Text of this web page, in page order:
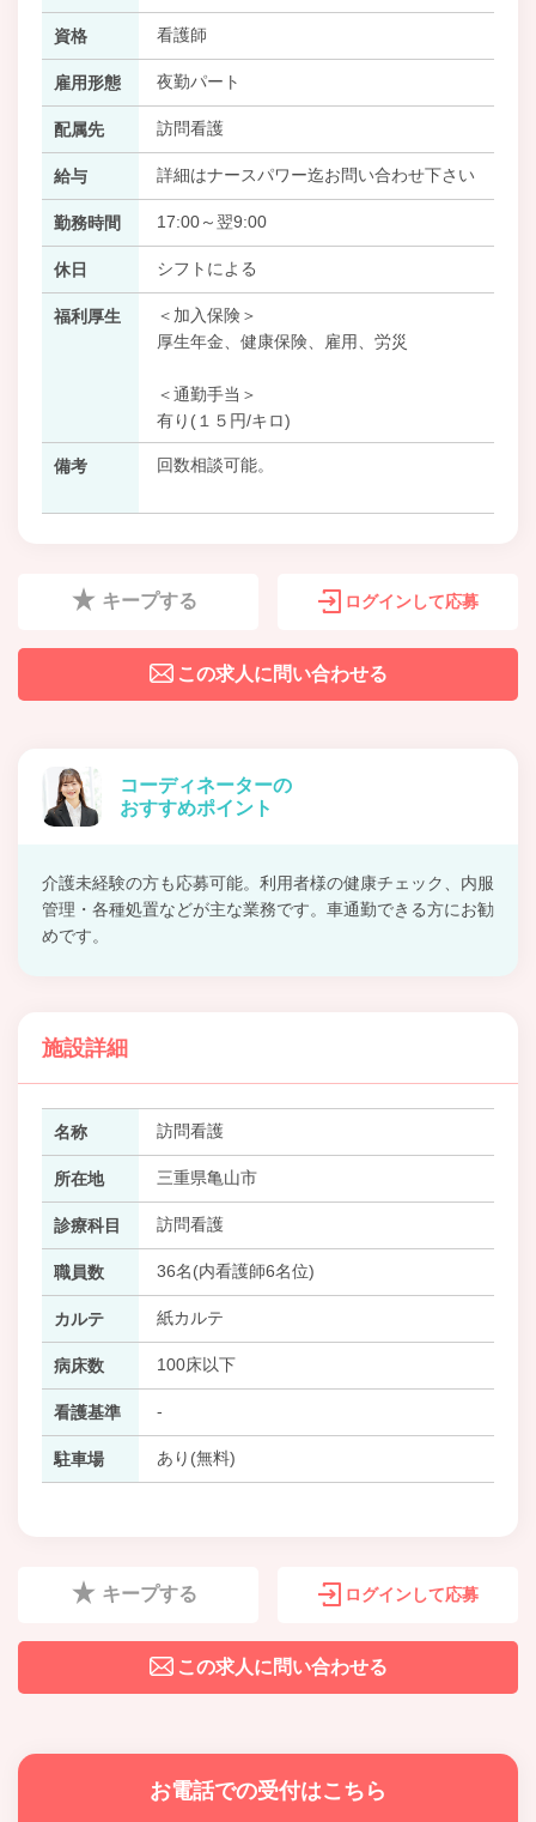
資格 看護師
雇用形態 夜勤パート
配属先 訪問看護
給与 詳細はナースパワー迄お問い合わせ下さい
勤務時間 17:00～翌9:00
休日 シフトによる
福利厚生
＜加入保険＞
厚生年金、健康保険、雇用、労災
＜通勤手当＞
有り(１５円/キロ)
備考 回数相談可能。
キープする ログインして応募
この求人に問い合わせる
コーディネーターの
おすすめポイント
介護未経験の方も応募可能。利用者様の健康チェック、内服
管理・各種処置などが主な業務です。車通勤できる方にお勧
めです。
施設詳細
名称 訪問看護
所在地 三重県亀山市
診療科目 訪問看護
職員数 36名(内看護師6名位)
カルテ 紙カルテ
病床数 100床以下
看護基準 -
駐車場 あり(無料)
キープする ログインして応募
この求人に問い合わせる
お電話での受付はこちら